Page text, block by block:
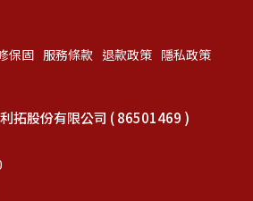
保固 服務條款 退款政策 隱私政策
利拓股份有限公司 ( 86501469 )